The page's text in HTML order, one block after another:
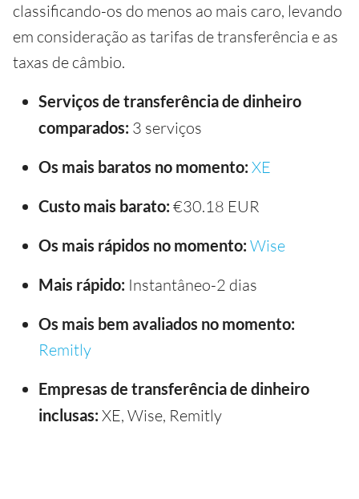
classificando-os do menos ao mais caro, levando
em consideração as tarifas de transferência e as
taxas de câmbio.
Serviços de transferência de dinheiro
comparados: 3 serviços
Os mais baratos no momento: XE
Custo mais barato: €30.18 EUR
Os mais rápidos no momento: Wise
Mais rápido: Instantâneo-2 dias
Os mais bem avaliados no momento:
Remitly
Empresas de transferência de dinheiro
inclusas: XE, Wise, Remitly